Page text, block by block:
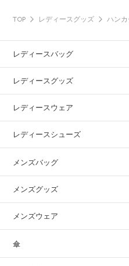
TOP レディースグッズ ハンカ
レディースバッグ
レディースグッズ
レディースウェア
レディースシューズ
メンズバッグ
メンズグッズ
メンズウェア
傘